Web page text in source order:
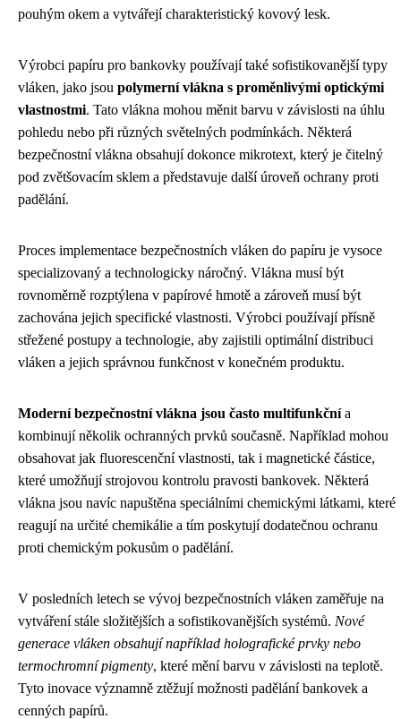
pouhým okem a vytvářejí charakteristický kovový lesk.
Výrobci papíru pro bankovky používají také sofistikovanější typy
vláken, jako jsou polymerní vlákna s proměnlivými optickými
vlastnostmi. Tato vlákna mohou měnit barvu v závislosti na úhlu
pohledu nebo při různých světelných podmínkách. Některá
bezpečnostní vlákna obsahují dokonce mikrotext, který je čitelný
pod zvětšovacím sklem a představuje další úroveň ochrany proti
padělání.
Proces implementace bezpečnostních vláken do papíru je vysoce
specializovaný a technologicky náročný. Vlákna musí být
rovnoměrně rozptýlena v papírové hmotě a zároveň musí být
zachována jejich specifické vlastnosti. Výrobci používají přísně
střežené postupy a technologie, aby zajistili optimální distribuci
vláken a jejich správnou funkčnost v konečném produktu.
Moderní bezpečnostní vlákna jsou často multifunkčnía
kombinují několik ochranných prvků současně. Například mohou
obsahovat jak fluorescenční vlastnosti, tak i magnetické částice,
které umožňují strojovou kontrolu pravosti bankovek. Některá
vlákna jsou navíc napuštěna speciálními chemickými látkami, které
reagují na určité chemikálie a tím poskytují dodatečnou ochranu
proti chemickým pokusům o padělání.
V posledních letech se vývoj bezpečnostních vláken zaměřuje na
vytváření stále složitějších a sofistikovanějších systémů. Nové
generace vláken obsahují například holografické prvky nebo
termochromní pigmenty, které mění barvu v závislosti na teplotě.
Tyto inovace významně ztěžují možnosti padělání bankovek a
cenných papírů.